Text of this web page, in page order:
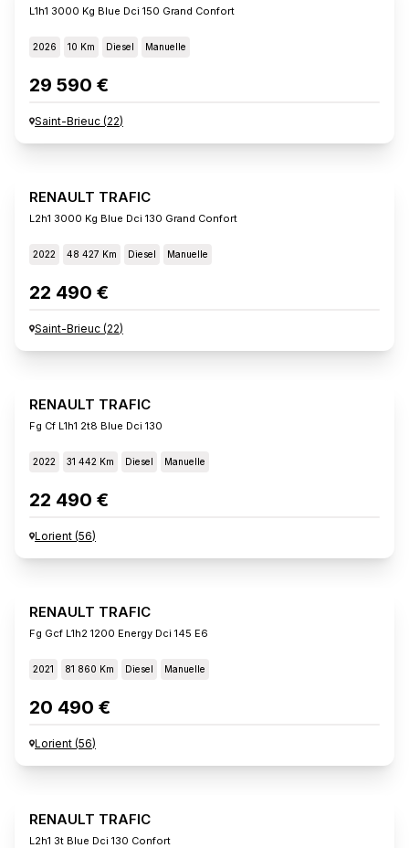
L1h1 3000 Kg Blue Dci 150 Grand Confort
2026 10 Km Diesel Manuelle
29 590 €
Saint-Brieuc (22)
RENAULT TRAFIC
L2h1 3000 Kg Blue Dci 130 Grand Confort
2022 48 427 Km Diesel Manuelle
22 490 €
Saint-Brieuc (22)
RENAULT TRAFIC
Fg Cf L1h1 2t8 Blue Dci 130
2022 31 442 Km Diesel Manuelle
22 490 €
Lorient (56)
RENAULT TRAFIC
Fg Gcf L1h2 1200 Energy Dci 145 E6
2021 81 860 Km Diesel Manuelle
20 490 €
Lorient (56)
RENAULT TRAFIC
L2h1 3t Blue Dci 130 Confort